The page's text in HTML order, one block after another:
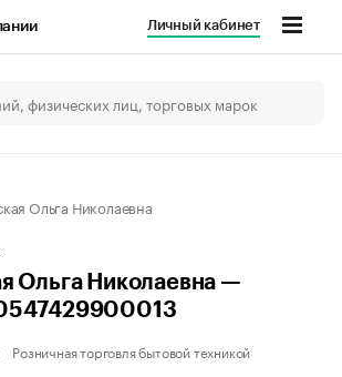
Личный кабинет
Ольга Николаевна
Ольга Николаевна —
Розничная торговля бытовой техникой